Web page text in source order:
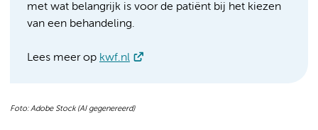
met wat belangrijk is voor de patiënt bij het kiezen
van een behandeling.
Lees meer op kwf.nl
Foto: Adobe Stock (AI gegenereerd)